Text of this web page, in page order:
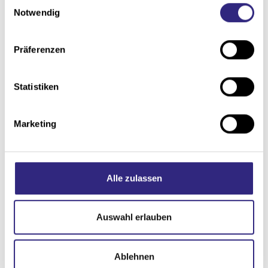
Notwendig
Präferenzen
Statistiken
Marketing
Alle zulassen
Auswahl erlauben
Ablehnen
Details und Varianten